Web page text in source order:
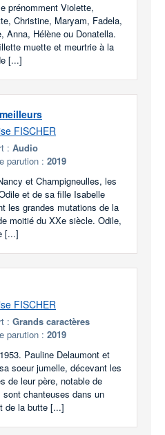
prénomment Violette,
Christine, Maryam, Fadela,
Anna, Hélène ou Donatella.
muette et meurtrie à la
[...]
FISCHER
: Audio
parution : 2019
et Champigneulles, les
et de sa fille Isabelle
les grandes mutations de la
moitié du XXe siècle. Odile,
[...]
FISCHER
: Grands caractères
parution : 2019
Pauline Delaumont et
soeur jumelle, décevant les
de leur père, notable de
sont chanteuses dans un
de la butte [...]